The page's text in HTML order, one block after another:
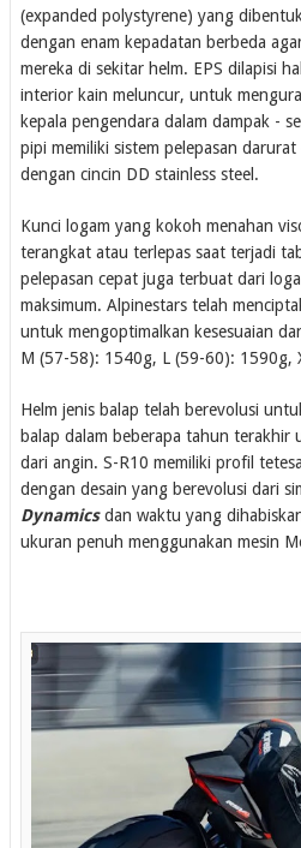
(expanded polystyrene) yang
dengan enam kepadatan berbeda
mereka di sekitar helm. EPS dilapisi
interior kain meluncur, untuk
kepala pengendara dalam dampak -
pipi memiliki sistem pelepasan
dengan cincin DD stainless steel.
Kunci logam yang kokoh menahan
terangkat atau terlepas saat terjadi
pelepasan cepat juga terbuat dari
maksimum. Alpinestars telah
untuk mengoptimalkan kesesuaian
M (57-58): 1540g, L (59-60): 1590g,
Helm jenis balap telah berevolusi
balap dalam beberapa tahun terakhir
dari angin. S-R10 memiliki profil
dengan desain yang berevolusi dari
Dynamicsdan waktu yang
ukuran penuh menggunakan mesin